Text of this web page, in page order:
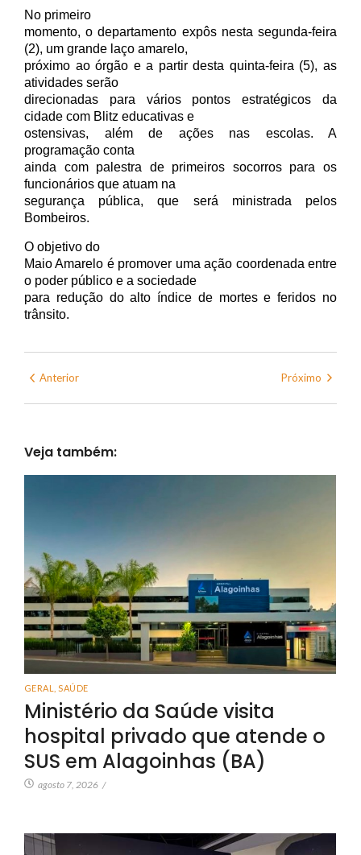
No primeiro
momento, o departamento expôs nesta segunda-feira
(2), um grande laço amarelo,
próximo ao órgão e a partir desta quinta-feira (5), as
atividades serão
direcionadas para vários pontos estratégicos da
cidade com Blitz educativas e
ostensivas, além de ações nas escolas. A
programação conta
ainda com palestra de primeiros socorros para os
funcionários que atuam na
segurança pública, que será ministrada pelos
Bombeiros.
O objetivo do
Maio Amarelo é promover uma ação coordenada entre
o poder público e a sociedade
para redução do alto índice de mortes e feridos no
trânsito.
Anterior Próximo
Veja também:
GERAL SAÚDE
Ministério da Saúde visita
hospital privado que atende o
SUS em Alagoinhas (BA)
agosto 7, 2026 /